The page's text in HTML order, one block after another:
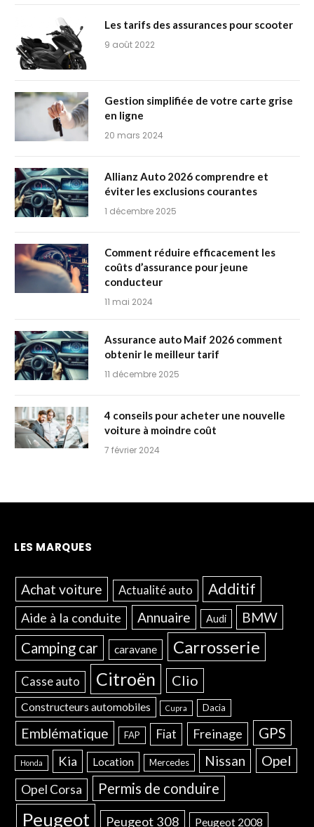
Les tarifs des assurances pour scooter
9 août 2022
Gestion simplifiée de votre carte grise
en ligne
20 mars 2024
Allianz Auto 2026 comprendre et
éviter les exclusions courantes
1 décembre 2025
Comment réduire efficacement les
coûts d’assurance pour jeune
conducteur
11 mai 2024
Assurance auto Maif 2026 comment
obtenir le meilleur tarif
11 décembre 2025
4 conseils pour acheter une nouvelle
voiture à moindre coût
7 février 2024
LES MARQUES
Achat voiture Actualité auto Additif
Aide à la conduite Annuaire Audi BMW
Camping car caravane Carrosserie
Casse auto Citroën Clio
Constructeurs automobiles Cupra Dacia
Emblématique FAP Fiat Freinage GPS
Honda Kia Location Mercedes Nissan Opel
Opel Corsa Permis de conduire
Peugeot Peugeot 308 Peugeot 2008